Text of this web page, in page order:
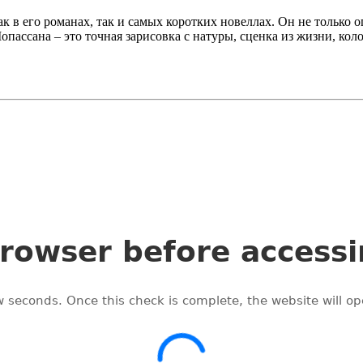
в его романах, так и самых коротких новеллах. Он не
– это точная зарисовка с натуры, сценка из жизни,